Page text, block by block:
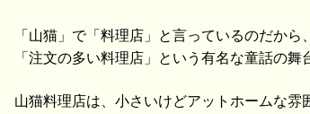
「山猫」で「料理店」と言っているのだから
「注文の多い料理店」という有名な童話の舞
山猫料理店は、小さいけどアットホームな雰